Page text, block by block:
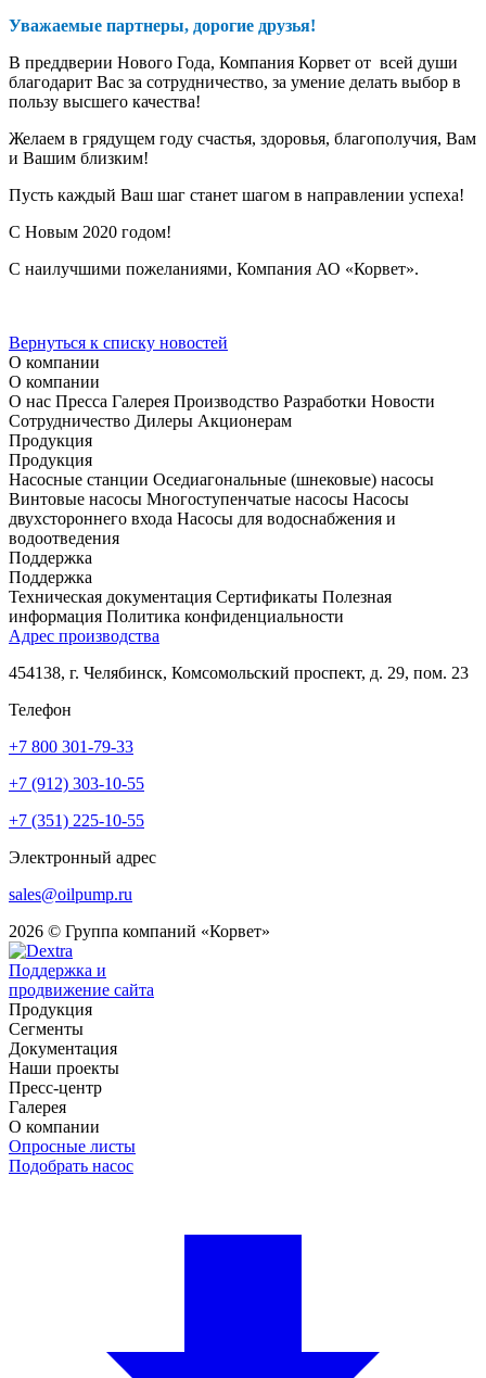
Уважаемые партнеры, дорогие друзья!
В преддверии Нового Года, Компания Корвет от всей души
благодарит Вас за сотрудничество, за умение делать выбор в
пользу высшего качества!
Желаем в грядущем году счастья, здоровья, благополучия, Вам
и Вашим близким!
Пусть каждый Ваш шаг станет шагом в направлении успеха!
С Новым 2020 годом!
С наилучшими пожеланиями, Компания АО «Корвет».
Вернуться к списку новостей
О компании
О компании
О нас Пресса Галерея Производство Разработки Новости
Сотрудничество Дилеры Акционерам
Продукция
Продукция
Насосные станции Оседиагональные (шнековые) насосы
Винтовые насосы Многоступенчатые насосы Насосы
двухстороннего входа Насосы для водоснабжения и
водоотведения
Поддержка
Поддержка
Техническая документация Сертификаты Полезная
информация Политика конфиденциальности
Адрес производства
454138, г. Челябинск, Комсомольский проспект, д. 29, пом. 23
Телефон
+7 800 301-79-33
+7 (912) 303-10-55
+7 (351) 225-10-55
Электронный адрес
sales@oilpump.ru
2026 © Группа компаний «Корвет»
Поддержка и
продвижение сайта
Продукция
Сегменты
Документация
Наши проекты
Пресс-центр
Галерея
О компании
Опросные листы
Подобрать насос